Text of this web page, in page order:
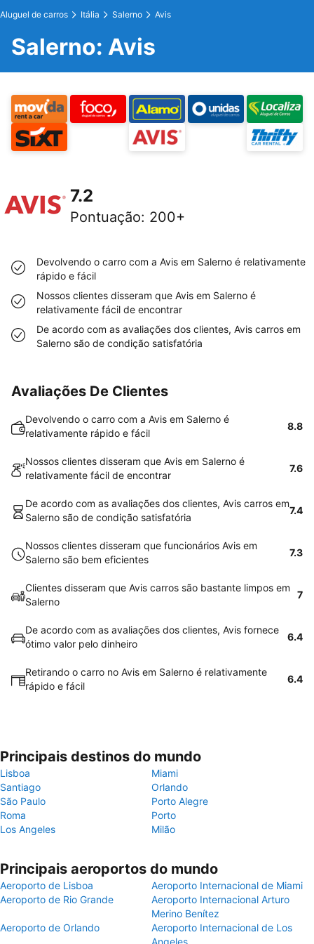
Aluguel de carros Itália Salerno Avis
Salerno: Avis
7.2
Pontuação: 200+
Devolvendo o carro com a Avis em Salerno é relativamente
rápido e fácil
Nossos clientes disseram que Avis em Salerno é
relativamente fácil de encontrar
De acordo com as avaliações dos clientes, Avis carros em
Salerno são de condição satisfatória
Avaliações De Clientes
Devolvendo o carro com a Avis em Salerno é
relativamente rápido e fácil
8.8
Nossos clientes disseram que Avis em Salerno é
relativamente fácil de encontrar
7.6
De acordo com as avaliações dos clientes, Avis carros em
Salerno são de condição satisfatória
7.4
Nossos clientes disseram que funcionários Avis em
Salerno são bem eficientes
7.3
Clientes disseram que Avis carros são bastante limpos em
Salerno
7
De acordo com as avaliações dos clientes, Avis fornece
ótimo valor pelo dinheiro
6.4
Retirando o carro no Avis em Salerno é relativamente
rápido e fácil
6.4
Principais destinos do mundo
Lisboa
Miami
Santiago
Orlando
São Paulo
Porto Alegre
Roma
Porto
Los Angeles
Milão
Principais aeroportos do mundo
Aeroporto de Lisboa
Aeroporto Internacional de Miami
Aeroporto de Rio Grande
Aeroporto Internacional Arturo
Merino Benítez
Aeroporto de Orlando
Aeroporto Internacional de Los
Angeles